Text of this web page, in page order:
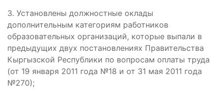
3. Установлены должностные оклады
дополнительным категориям работников
образовательных организаций, которые выпали в
предыдущих двух постановлениях Правительства
Кыргызской Республики по вопросам оплаты труда
(от 19 января 2011 года №18 и от 31 мая 2011 года
№270);